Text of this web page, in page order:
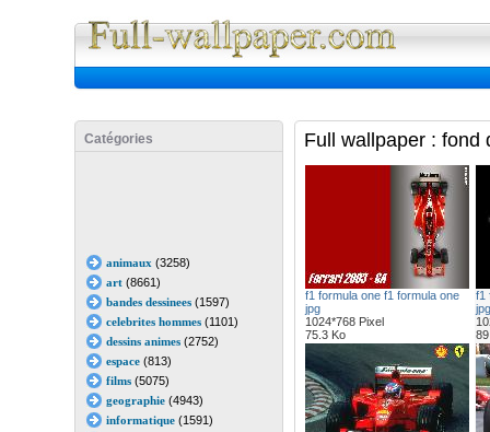
Catégories
animaux (3258)
art(8661)
bandes dessinees(1597)
celebrites hommes(1101)
dessins animes(2752)
espace(813)
films(5075)
geographie(4943)
informatique(1591)
Full wallpaper : fond
f1 formula one f1 formula one
jpg
1024*768 Pixel
75.3 Ko
f1
jpg